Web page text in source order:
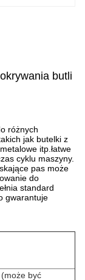
butli
różnych
jak butelki z
itp.łatwe
cyklu maszyny.
pas może
do
standard
gwarantuje
być